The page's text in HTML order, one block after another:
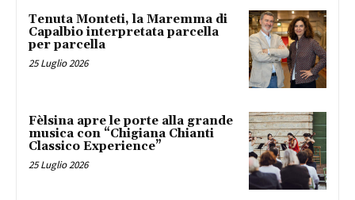
Tenuta Monteti, la Maremma di
Capalbio interpretata parcella
per parcella
25 Luglio 2026
Fèlsina apre le porte alla grande
musica con “Chigiana Chianti
Classico Experience”
25 Luglio 2026